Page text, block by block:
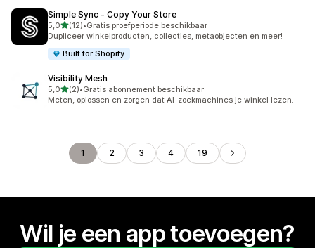
Simple Sync ‑ Copy Your Store
5,0van 5 sterren
(12)
12 recensies in totaal
•Gratis proefperiode beschikbaar
Dupliceer winkelproducten, collecties, metaobjecten en meer!
Built for Shopify
Visibility Mesh
5,0van 5 sterren
(2)
2 recensies in totaal
•Gratis abonnement beschikbaar
Meten, oplossen en zorgen dat AI-zoekmachines je winkel lezen.
1 2 3 4 19
Wil je een app toevoegen?